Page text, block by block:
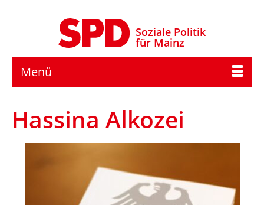
Soziale Politik
für Mainz
Menü
Hassina Alkozei